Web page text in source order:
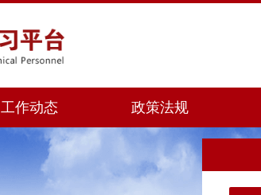
工作动态 政策法规